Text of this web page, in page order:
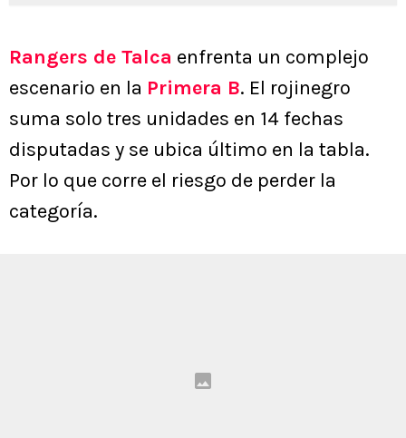
Rangers de Talca enfrenta un complejo
escenario en la Primera B. El rojinegro
suma solo tres unidades en 14 fechas
disputadas y se ubica último en la tabla.
Por lo que corre el riesgo de perder la
categoría.